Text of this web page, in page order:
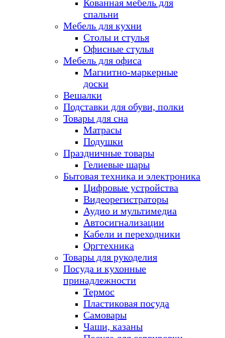
Кованная мебель для
спальни
Мебель для кухни
Столы и стулья
Офисные стулья
Мебель для офиса
Магнитно-маркерные
доски
Вешалки
Подставки для обуви, полки
Товары для сна
Матрасы
Подушки
Праздничные товары
Гелиевые шары
Бытовая техника и электроника
Цифровые устройства
Видеорегистраторы
Аудио и мультимедиа
Автосигнализации
Кабели и переходники
Оргтехника
Товары для рукоделия
Посуда и кухонные
принадлежности
Термос
Пластиковая посуда
Самовары
Чаши, казаны